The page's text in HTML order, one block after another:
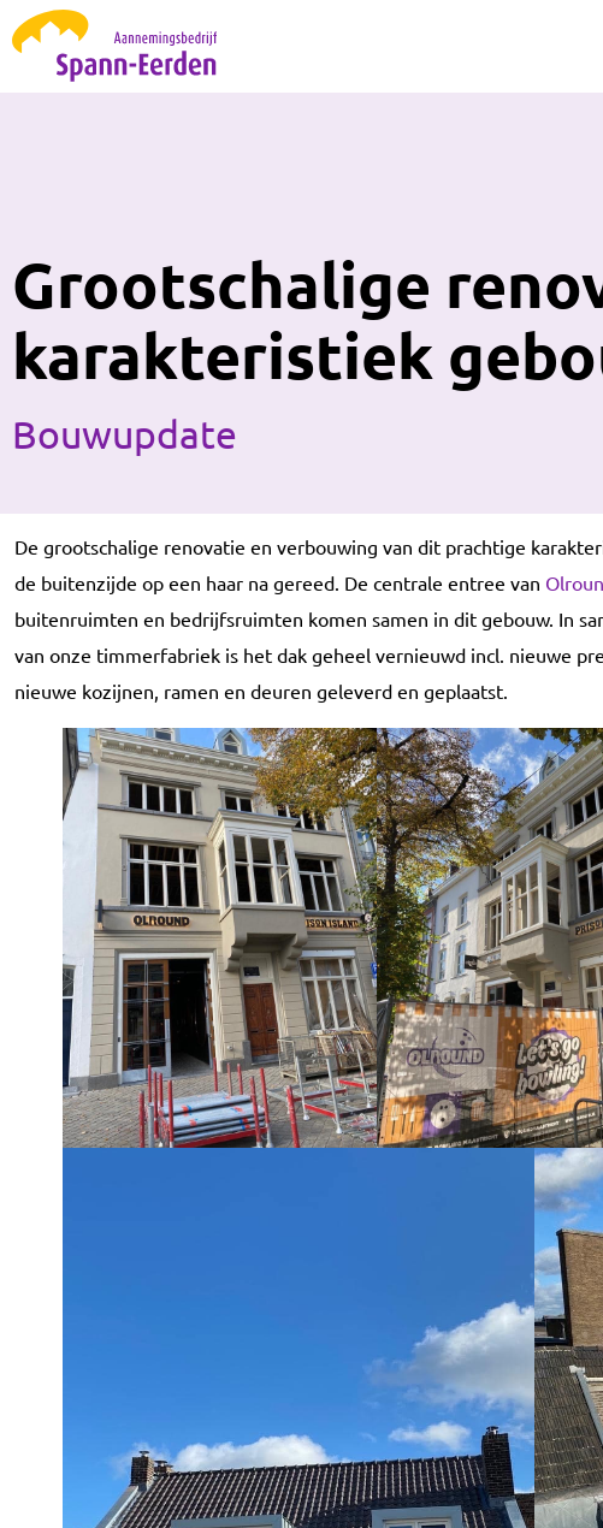
Grootschalige
karakteristiek
Bouwupdate
De grootschalige renovatie en verbouwing van dit prachtige
de buitenzijde op een haar na gereed. De centrale entree van
buitenruimten en bedrijfsruimten komen samen in dit gebouw. In
van onze timmerfabriek is het dak geheel vernieuwd incl. nieuwe
nieuwe kozijnen, ramen en deuren geleverd en geplaatst.